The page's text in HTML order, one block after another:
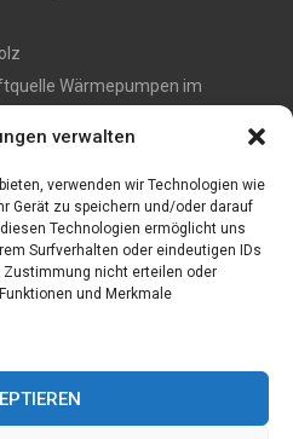
verwalten
verwenden wir Technologien wie
Gerät zu speichern und/oder darauf
Technologien ermöglicht uns
Surfverhalten oder eindeutigen IDs
Zustimmung nicht erteilen oder
und Merkmale
Wärmepumpen im
Holzwürmer los
in fachkundige Hände